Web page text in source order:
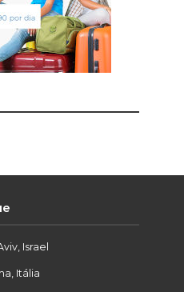
Israel
Itália